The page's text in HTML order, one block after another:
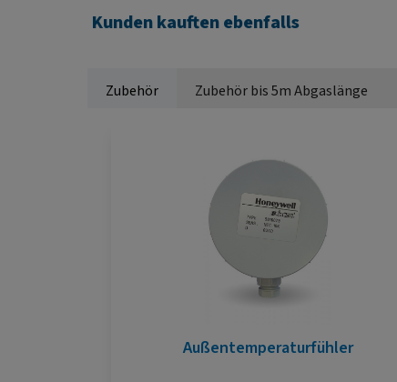
Kunden kauften ebenfalls
Zubehör Zubehör bis 5m Abgaslänge
Außentemperaturfühler